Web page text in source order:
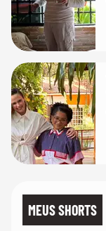
MEUS SHORTS